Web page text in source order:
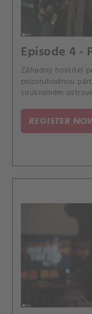
Episode 4 -
Záhadný hostitel
pozoruhodnou
soukromém
REGISTER